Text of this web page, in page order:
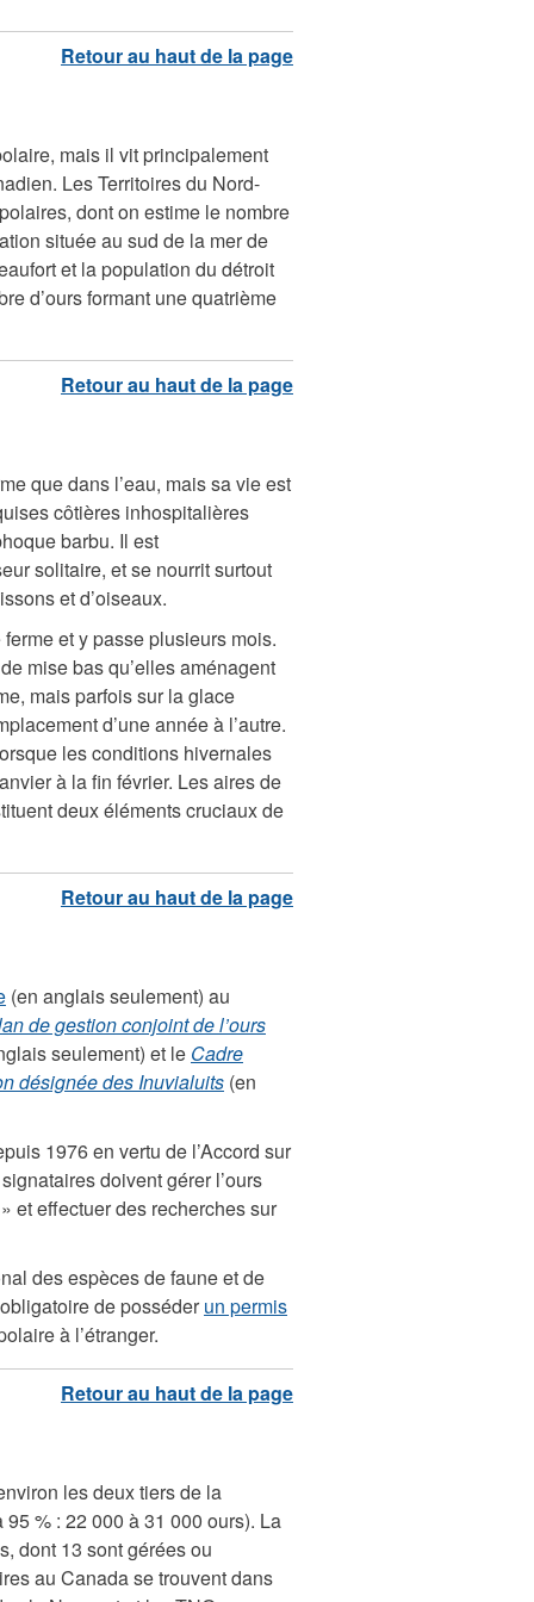
mais il vit principalement
Les Territoires du Nord-
dont on estime le nombre
située au sud de la mer de
et la population du détroit
d’ours formant une quatrième
que dans l’eau, mais sa vie est
côtières inhospitalières
barbu. Il est
solitaire, et se nourrit surtout
et d’oiseaux.
et y passe plusieurs mois.
mise bas qu’elles aménagent
mais parfois sur la glace
d’une année à l’autre.
les conditions hivernales
à la fin février. Les aires de
deux éléments cruciaux de
(en anglais seulement) au
de gestion conjoint de l’ours
seulement) et le Cadre
désignée des Inuvialuits(en
1976 en vertu de l’Accord sur
doivent gérer l’ours
et effectuer des recherches sur
des espèces de faune et de
de posséderun permis
à l’étranger.
les deux tiers de la
% : 22 000 à 31 000 ours). La
dont 13 sont gérées ou
au Canada se trouvent dans